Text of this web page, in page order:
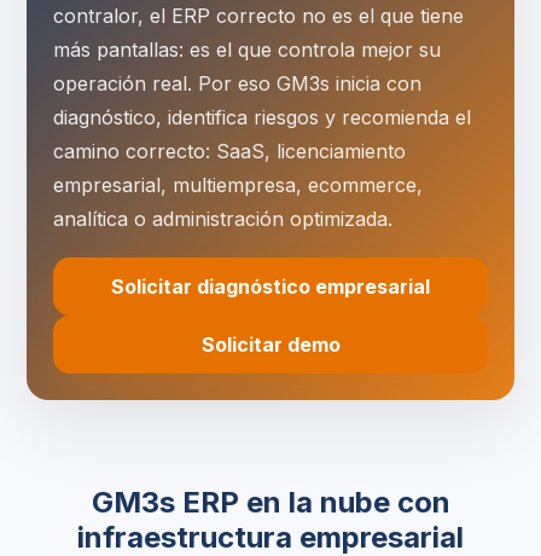
contralor, el ERP correcto no es el que tiene
más pantallas: es el que controla mejor su
operación real. Por eso GM3s inicia con
diagnóstico, identifica riesgos y recomienda el
camino correcto: SaaS, licenciamiento
empresarial, multiempresa, ecommerce,
analítica o administración optimizada.
Solicitar diagnóstico empresarial
Solicitar demo
GM3s ERP en la nube con
infraestructura empresarial